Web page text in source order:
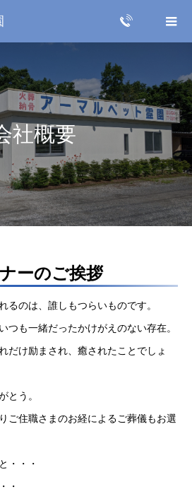
社概要
ーのご挨拶
るのは、誰しもつらいものです。
つも一緒だったかけがえのない存在。
だけ励まされ、癒されたことでしょ
とう。
ご住職さまのお経によるご葬儀もお選
・・・
・